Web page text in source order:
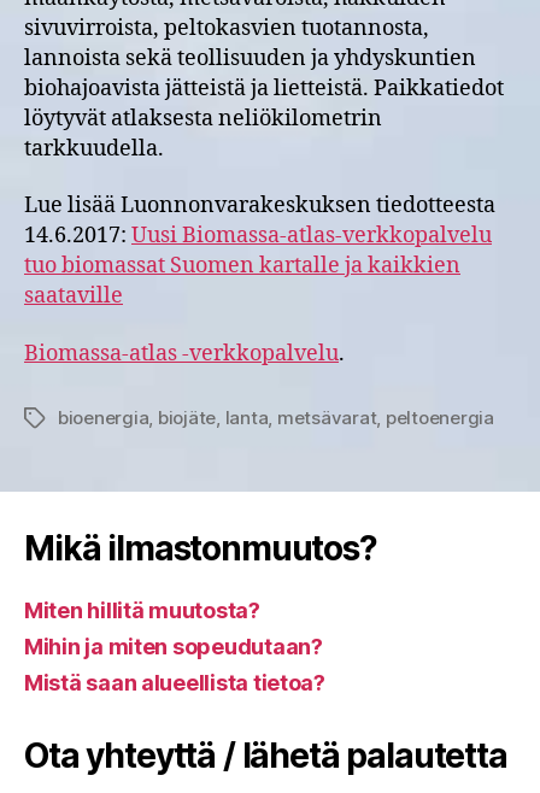
sivuvirroista, peltokasvien tuotannosta,
lannoista sekä teollisuuden ja yhdyskuntien
biohajoavista jätteistä ja lietteistä. Paikkatiedot
löytyvät atlaksesta neliökilometrin
tarkkuudella.
Lue lisää Luonnonvarakeskuksen tiedotteesta
14.6.2017: Uusi Biomassa-atlas-verkkopalvelu
tuo biomassat Suomen kartalle ja kaikkien
saataville
Biomassa-atlas -verkkopalvelu.
Avainsanat
bioenergia biojäte lanta metsävarat, peltoenergia
Mikä ilmastonmuutos?
Miten hillitä muutosta?
Mihin ja miten sopeudutaan?
Mistä saan alueellista tietoa?
Ota yhteyttä / lähetä palautetta